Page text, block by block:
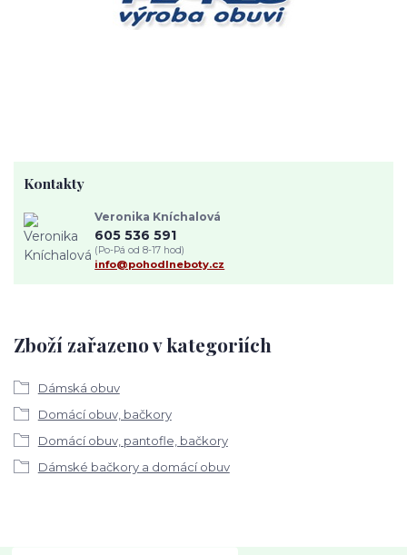
Zboží zařazeno v kategoriích
Dámská obuv
Domácí obuv, bačkory
Domácí obuv, pantofle, bačkory
Dámské bačkory a domácí obuv
Kontakty
Veronika Kníchalová
605 536 591
(Po-Pá od 8-17 hod)
info@pohodlneboty.cz